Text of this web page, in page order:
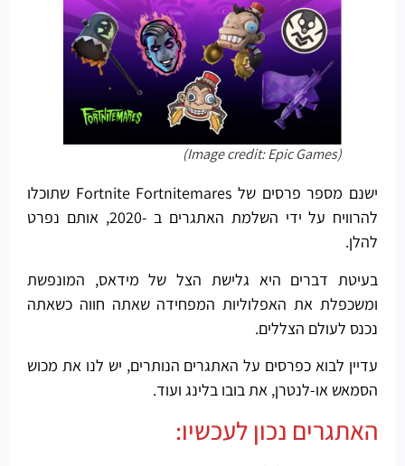
(Image credit: Epic Games)
ישנם מספר פרסים של Fortnite Fortnitemares שתוכלו
להרוויח על ידי השלמת האתגרים ב -2020, אותם נפרט
להלן.
בעיטת דברים היא גלישת הצל של מידאס, המונפשת
ומשכפלת את האפלוליות המפחידה שאתה חווה כשאתה
נכנס לעולם הצללים.
עדיין לבוא כפרסים על האתגרים הנותרים, יש לנו את מכוש
הסמאש או-לנטרן, את בובו בלינג ועוד.
האתגרים נכון לעכשיו: